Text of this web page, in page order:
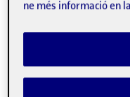
ne més informació en